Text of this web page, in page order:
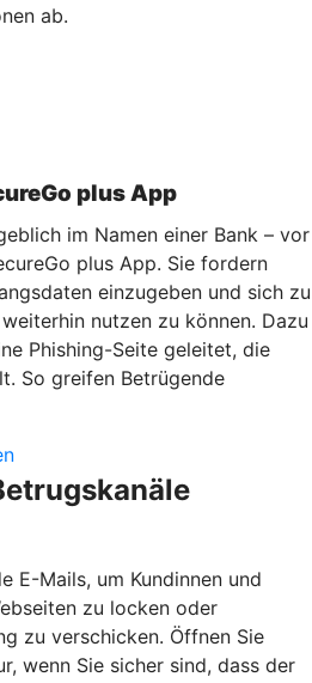
ab.
plus App
im Namen einer Bank – vor
plus App. Sie fordern
einzugeben und sich zu
nutzen zu können. Dazu
Phishing-Seite geleitet, die
So greifen Betrügende
E-Mails, um Kundinnen und
zu locken oder
zu verschicken. Öffnen Sie
wenn Sie sicher sind, dass der